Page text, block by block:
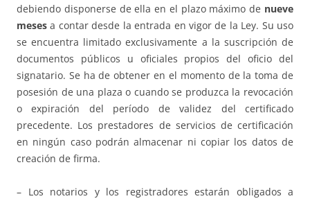
debiendo disponerse de ella en el plazo máximo de nueve
meses a contar desde la entrada en vigor de la Ley. Su uso
se encuentra limitado exclusivamente a la suscripción de
documentos públicos u oficiales propios del oficio del
signatario. Se ha de obtener en el momento de la toma de
posesión de una plaza o cuando se produzca la revocación
o expiración del período de validez del certificado
precedente. Los prestadores de servicios de certificación
en ningún caso podrán almacenar ni copiar los datos de
creación de firma.
– Los notarios y los registradores estarán obligados a